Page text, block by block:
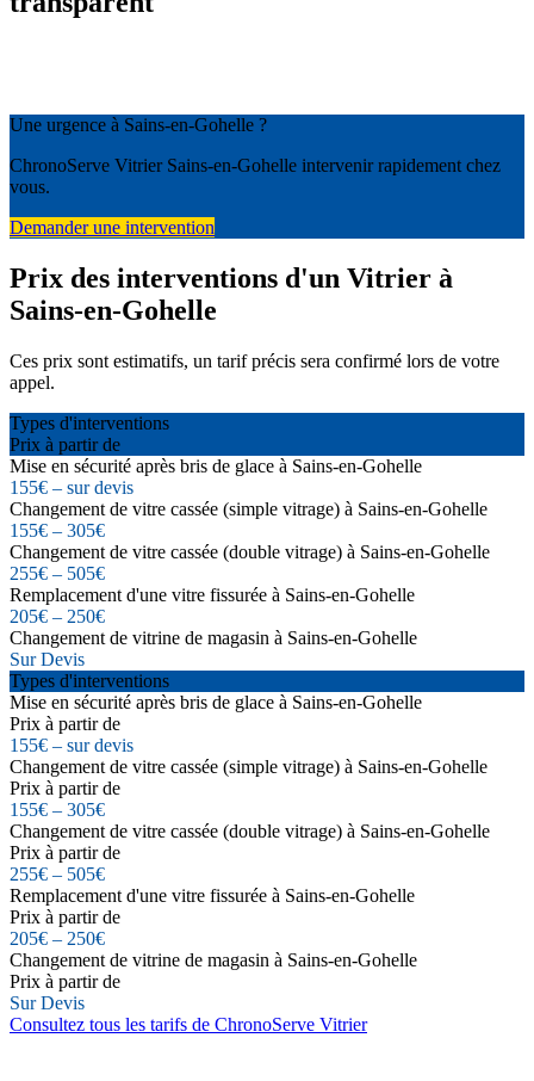
Une urgence à Sains-en-Gohelle ?
ChronoServe Vitrier Sains-en-Gohelle intervenir rapidement chez
vous.
Demander une intervention
Prix des interventions d'un Vitrier à
Sains-en-Gohelle
Ces prix sont estimatifs, un tarif précis sera confirmé lors de votre
appel.
Types d'interventions
Prix à partir de
Mise en sécurité après bris de glace à Sains-en-Gohelle
155€ – sur devis
Changement de vitre cassée (simple vitrage) à Sains-en-Gohelle
155€ – 305€
Changement de vitre cassée (double vitrage) à Sains-en-Gohelle
255€ – 505€
Remplacement d'une vitre fissurée à Sains-en-Gohelle
205€ – 250€
Changement de vitrine de magasin à Sains-en-Gohelle
Sur Devis
Types d'interventions
Mise en sécurité après bris de glace à Sains-en-Gohelle
Prix à partir de
155€ – sur devis
Changement de vitre cassée (simple vitrage) à Sains-en-Gohelle
Prix à partir de
155€ – 305€
Changement de vitre cassée (double vitrage) à Sains-en-Gohelle
Prix à partir de
255€ – 505€
Remplacement d'une vitre fissurée à Sains-en-Gohelle
Prix à partir de
205€ – 250€
Changement de vitrine de magasin à Sains-en-Gohelle
Prix à partir de
Sur Devis
Consultez tous les tarifs de ChronoServe Vitrier